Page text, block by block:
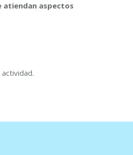
atiendan aspectos